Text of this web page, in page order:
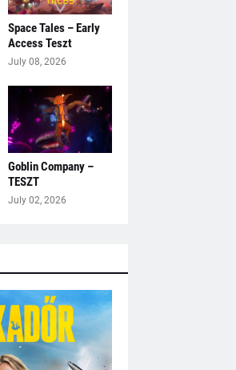
Space Tales – Early
Access Teszt
July 08, 2026
Goblin Company –
TESZT
July 02, 2026